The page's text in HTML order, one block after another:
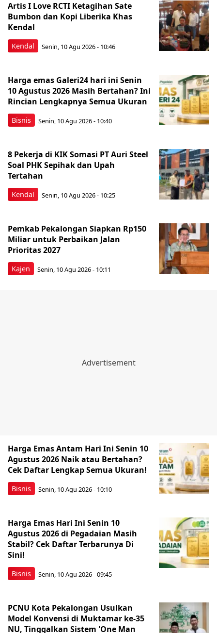
Kendal
Artis I Love RCTI Ketagihan Sate
Bumbon dan Kopi Liberika Khas
Kendal
Senin, 10 Agu 2026 - 10:46
Bisnis
Harga emas Galeri24 hari ini Senin
10 Agustus 2026 Masih Bertahan? Ini
Rincian Lengkapnya Semua Ukuran
Senin, 10 Agu 2026 - 10:40
Kendal
8 Pekerja di KIK Somasi PT Auri Steel
Soal PHK Sepihak dan Upah
Tertahan
Senin, 10 Agu 2026 - 10:25
Kajen
Pemkab Pekalongan Siapkan Rp150
Miliar untuk Perbaikan Jalan
Prioritas 2027
Senin, 10 Agu 2026 - 10:11
Bisnis
Harga Emas Antam Hari Ini Senin 10
Agustus 2026 Naik atau Bertahan?
Cek Daftar Lengkap Semua Ukuran!
Senin, 10 Agu 2026 - 10:10
Bisnis
Harga Emas Hari Ini Senin 10
Agustus 2026 di Pegadaian Masih
Stabil? Cek Daftar Terbarunya Di
Sini!
Senin, 10 Agu 2026 - 09:45
PCNU Kota Pekalongan Usulkan
Model Konvensi di Muktamar ke-35
NU, Tinggalkan Sistem 'One Man